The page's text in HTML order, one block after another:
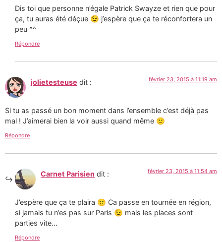
Dis toi que personne n’égale Patrick Swayze et rien que pour
ça, tu auras été déçue 😉 j’espère que ça te réconfortera un
peu ^^
Répondre
jolietesteuse dit : février 23, 2015 à 11:19 am
Si tu as passé un bon moment dans l’ensemble c’est déjà pas
mal ! J’aimerai bien la voir aussi quand même 🙂
Répondre
Carnet Parisien dit : février 23, 2015 à 11:54 am
J’espère que ça te plaira 🙂 Ca passe en tournée en région,
si jamais tu n’es pas sur Paris 😉 mais les places sont
parties vite…
Répondre